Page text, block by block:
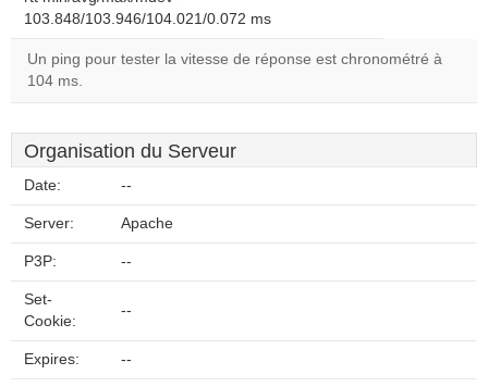
103.848/103.946/104.021/0.072 ms
Un ping pour tester la vitesse de réponse est chronométré à
104 ms.
Organisation du Serveur
Date: --
Server: Apache
P3P: --
Set-
Cookie:
--
Expires: --